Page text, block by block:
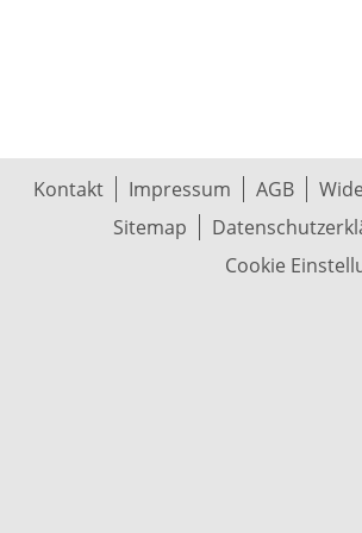
Kontakt Impressum AGB
Sitemap
Cookie